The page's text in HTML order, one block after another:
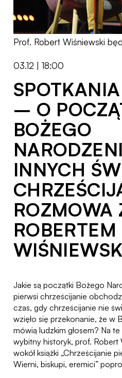
Prof. Robert Wiśniewski
03.12 | 18:00
– O
BOŻEGO
INNYCH
ROZMOWA
ROBERTEM
Jakie są początki Bożego
pierwsi chrześcijanie
czas, gdy chrześcijanie nie
wzięło się przekonanie, że w
mówią ludzkim głosem? Na
wybitny historyk, prof. Robert
wokół książki „Chrześcijanie
Wierni, biskupi, eremici”